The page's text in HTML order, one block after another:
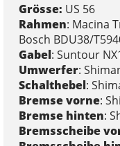
Grösse: US 56
Rahmen: Macina
Bosch BDU38/
Gabel: Suntour
Umwerfer:
Schalthebel:
Bremse vorne:
Bremse hinten:
Bremsscheibe